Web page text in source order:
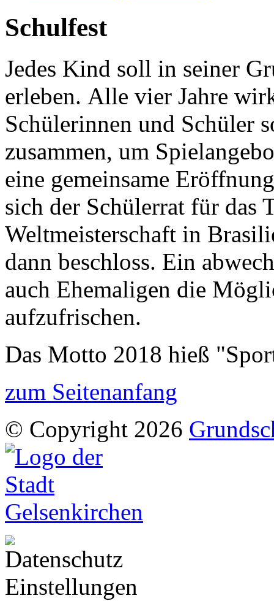
Schulfest
Jedes Kind soll in seiner
erleben. Alle vier Jahre
Schülerinnen und Schüler
zusammen, um
eine gemeinsame
sich der Schülerrat für das
Weltmeisterschaft in
dann beschloss. Ein
auch Ehemaligen die
aufzufrischen.
Das Motto 2018 hieß
zum Seitenanfang
© Copyright 2026